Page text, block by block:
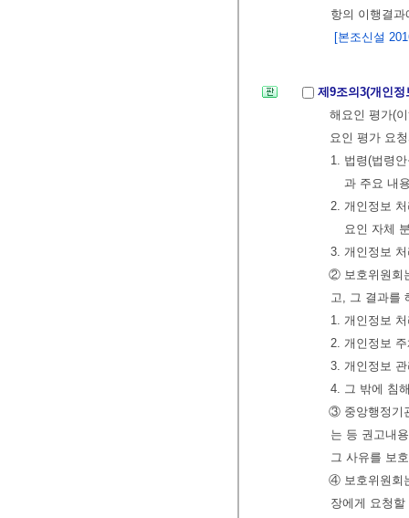
항의 이행결
[본조신설
제9조의3(개인
해요인 평가(
요인 평가 요
1. 법령(법령
과 주요 내
2. 개인정보
요인 자체
3. 개인정보
② 보호위원회
고, 그 결과를
1. 개인정보
2. 개인정보
3. 개인정보
4. 그 밖에 침
③ 중앙행정기
는 등 권고내
그 사유를 보
④ 보호위원회
장에게 요청